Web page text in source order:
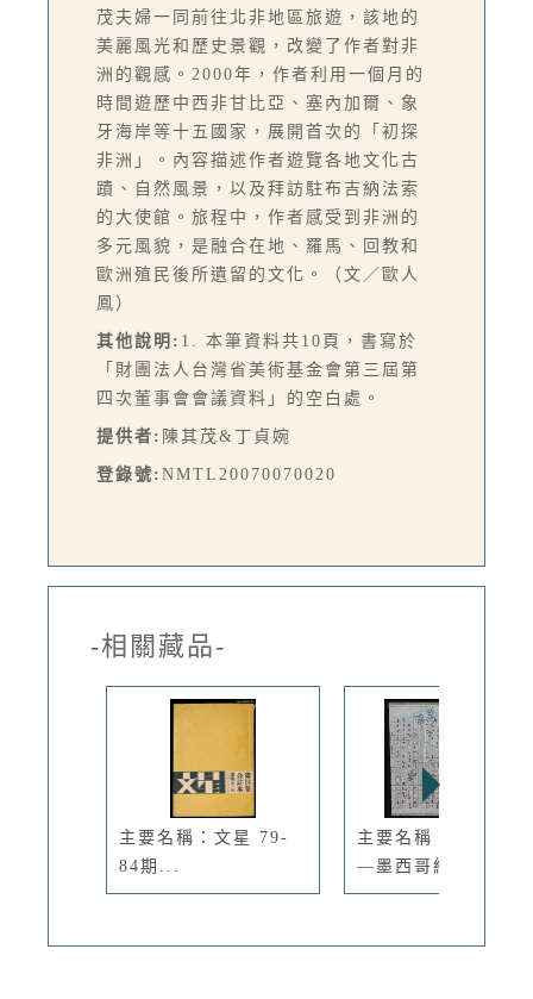
茂夫婦一同前往北非地區旅遊，該地的
美麗風光和歷史景觀，改變了作者對非
洲的觀感。2000年，作者利用一個月的
時間遊歷中西非甘比亞、塞內加爾、象
牙海岸等十五國家，展開首次的「初探
非洲」。內容描述作者遊覽各地文化古
蹟、自然風景，以及拜訪駐布吉納法索
的大使館。旅程中，作者感受到非洲的
多元風貌，是融合在地、羅馬、回教和
歐洲殖民後所遺留的文化。（文／歐人
鳳）
其他說明: 1. 本筆資料共10頁，書寫於
「財團法人台灣省美術基金會第三屆第
四次董事會會議資料」的空白處。
提供者: 陳其茂&丁貞婉
登錄號: NMTL20070070020
-相關藏品-
主要名稱：文星 79-
84期...
主要名稱：街頭巷尾
—墨西哥紀...